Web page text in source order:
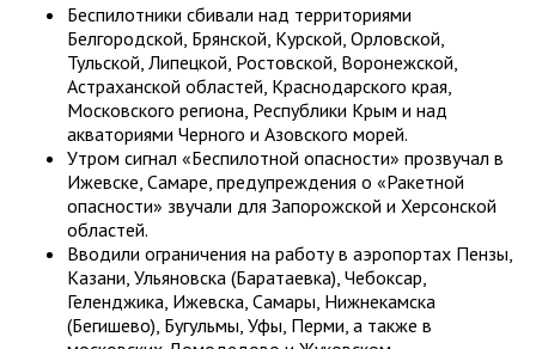
Беспилотники сбивали над территориями
Белгородской, Брянской, Курской, Орловской,
Тульской, Липецкой, Ростовской, Воронежской,
Астраханской областей, Краснодарского края,
Московского региона, Республики Крым и над
акваториями Черного и Азовского морей.
Утром сигнал «Беспилотной опасности» прозвучал в
Ижевске, Самаре, предупреждения о «Ракетной
опасности» звучали для Запорожской и Херсонской
областей.
Вводили ограничения на работу в аэропортах Пензы,
Казани, Ульяновска (Баратаевка), Чебоксар,
Геленджика, Ижевска, Самары, Нижнекамска
(Бегишево), Бугульмы, Уфы, Перми, а также в